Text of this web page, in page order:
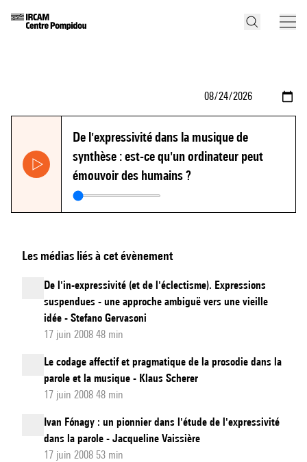
De l'expressivité dans la musique de
synthèse : est-ce qu'un ordinateur peut
émouvoir des humains ?
Les médias liés à cet évènement
De l'in-expressivité (et de l'éclectisme). Expressions
suspendues - une approche ambiguë vers une vieille
idée - Stefano Gervasoni
17 juin 2008 48 min
Le codage affectif et pragmatique de la prosodie dans la
parole et la musique - Klaus Scherer
17 juin 2008 48 min
Ivan Fónagy : un pionnier dans l'étude de l'expressivité
dans la parole - Jacqueline Vaissière
17 juin 2008 53 min